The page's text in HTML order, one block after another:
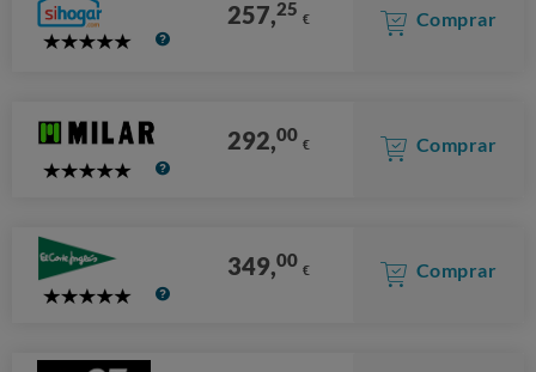
5
257,25 € Comprar
5
292,00 € Comprar
5
349,00 € Comprar